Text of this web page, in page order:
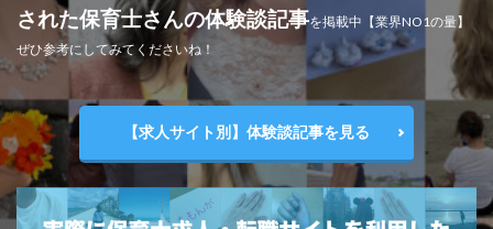
された保育士さんの体験談記事を掲載中【業界NO1の量】
ぜひ参考にしてみてくださいね！
【求人サイト別】体験談記事を見る